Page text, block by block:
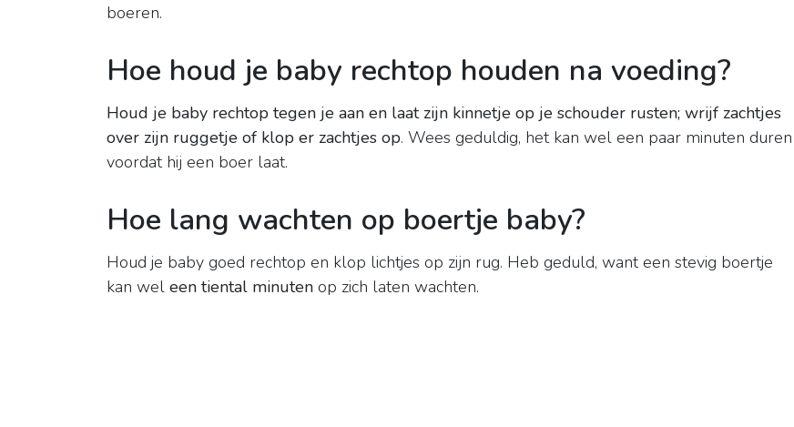
boeren.
Hoe houd je baby rechtop houden na voeding?
Houd je baby rechtop tegen je aan en laat zijn kinnetje op je schouder rusten; wrijf zachtjes
over zijn ruggetje of klop er zachtjes op. Wees geduldig, het kan wel een paar minuten duren
voordat hij een boer laat.
Hoe lang wachten op boertje baby?
Houd je baby goed rechtop en klop lichtjes op zijn rug. Heb geduld, want een stevig boertje
kan wel een tiental minuten op zich laten wachten.